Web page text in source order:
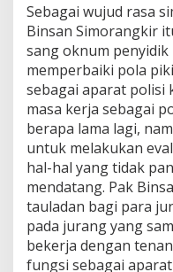
B
i
n
s
a
n
S
i
m
o
a
n
g
k
i
Sebagai wujud rasa
Binsan Simorangkir
sang oknum
memperbaiki pola
sebagai aparat polisi
masa kerja sebagai
berapa lama lagi,
untuk melakukan
hal-hal yang tidak
mendatang. Pak
tauladan bagi para
pada jurang yang
bekerja dengan
fungsi sebagai